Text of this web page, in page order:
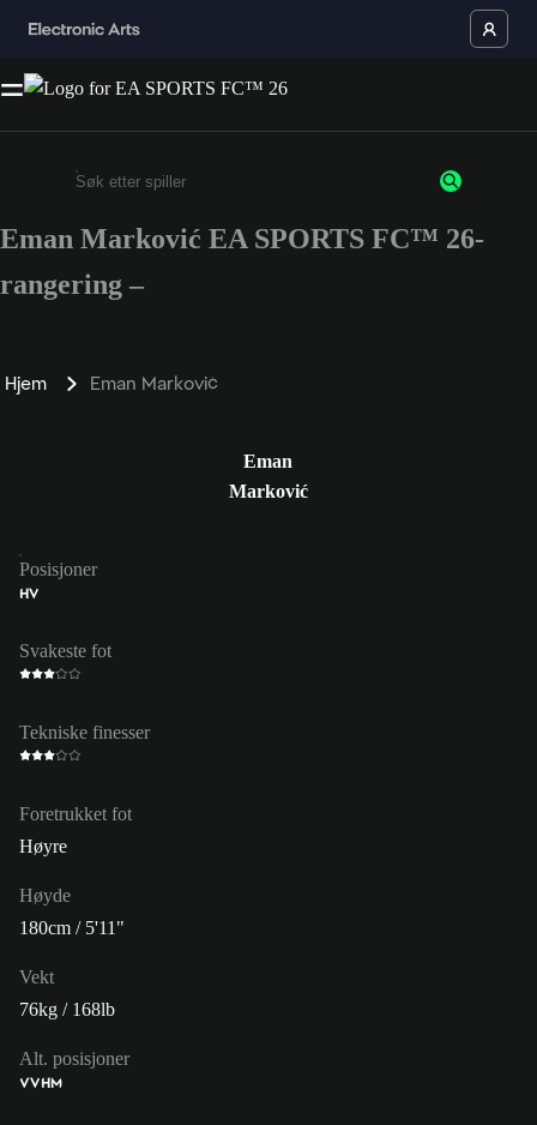
Enter a minimum of 3 characters or numbers
Eman Marković EA SPORTS FC™ 26-
rangering –
Hjem Eman Marković
Eman
Marković
Posisjoner
HV
Svakeste fot
Tekniske finesser
Foretrukket fot
Høyre
Høyde
180cm / 5'11"
Vekt
76kg / 168lb
Alt. posisjoner
VVHM